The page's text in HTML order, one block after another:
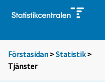
Förstasidan >Statistik >
Tjänster